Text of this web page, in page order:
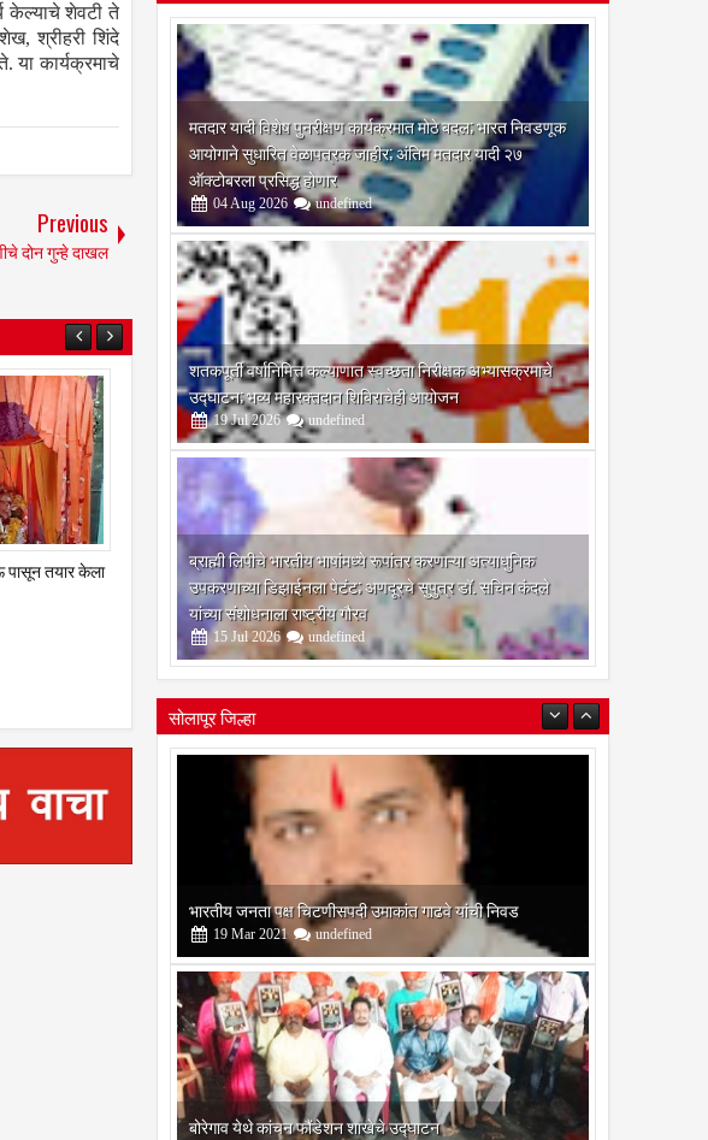
केल्याचे शेवटी ते
श्रीहरी शिंदे
या कार्यक्रमाचे
Previous
दोन गुन्हे दाखल
अचलेर येथे त्यागमुर्ती माता रमाई
07
Feb
2021
मतदार यादी विशेष पुनरीक्षण कार्यक्रमात मोठे बदल; भारत निवडणूक
आयोगाने सुधारित वेळापत्रक जाहीर; अंतिम मतदार यादी २७
ऑक्टोबरला प्रसिद्ध होणार
04 Aug 2026 undefined
शतकपूर्ती वर्षानिमित्त कल्याणात स्वच्छता निरीक्षक अभ्यासक्रमाचे
उद्घाटन; भव्य महारक्तदान शिबिराचेही आयोजन
19 Jul 2026 undefined
ब्राह्मी लिपीचे भारतीय भाषांमध्ये रूपांतर करणाऱ्या अत्याधुनिक
उपकरणाच्या डिझाईनला पेटंट; अणदूरचे सुपुत्र डॉ. सचिन कंदले
यांच्या संशोधनाला राष्ट्रीय गौरव
15 Jul 2026 undefined
सोलापूर जिल्हा
बोरेगाव येथे कांचन फौंडेशन शाखेचे उद्घाटन
13 Mar 2021 undefined
सोलापूर जिल्हा वृत्तपत्र लेखकमंच कडून वार्षिक पत्रलेखन स्पर्धेचे
आयोजन